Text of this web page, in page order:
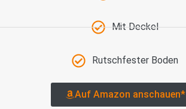
Mit Deckel
Rutschfester Boden
Auf Amazon anschauen*